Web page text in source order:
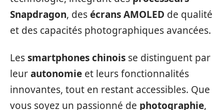
Snapdragon, desécrans AMOLED de qualité
et des capacités photographiques avancées.
Lessmartphones chinois se distinguent par
leurautonomie et leurs fonctionnalités
innovantes, tout en restant accessibles. Que
vous soyez un passionné de photographie,